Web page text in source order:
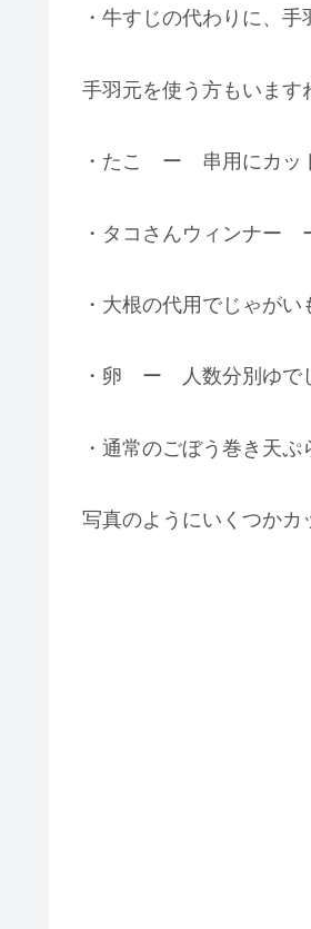
・牛すじの代わりに、
手羽元を使う方もいます
・たこ ー 串用にカッ
・タコさんウィンナー
・大根の代用でじゃが
・卵 ー 人数分別ゆで
・通常のごぼう巻き天
写真のようにいくつかカ